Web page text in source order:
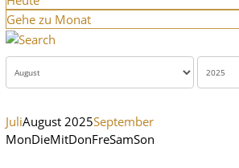
Gehe zu Monat
JuliAugust 2025September
MonDieMitDonFreSamSon